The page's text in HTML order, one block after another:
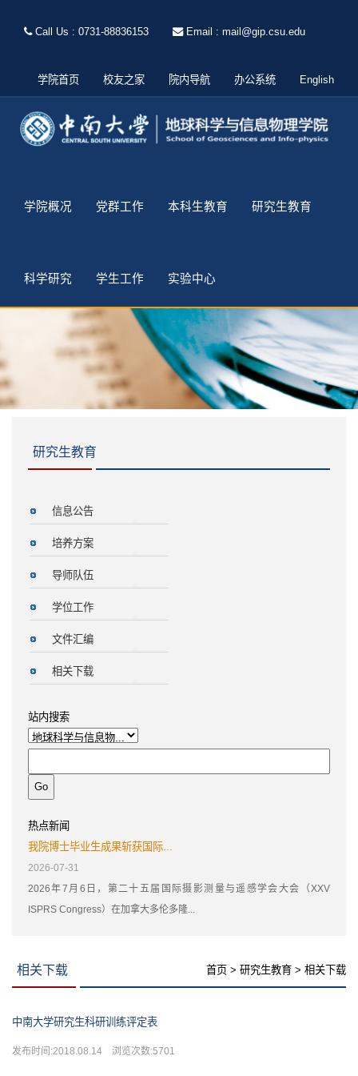
Call Us : 0731-88836153 Email : mail@gip.csu.edu
学院首页 校友之家 院内导航 办公系统 English
学院概况 党群工作 本科生教育 研究生教育
科学研究 学生工作 实验中心
研究生教育
信息公告
培养方案
导师队伍
学位工作
文件汇编
相关下载
站内搜索
热点新闻
我院博士毕业生成果斩获国际...
2026-07-31
2026年7月6日，第二十五届国际摄影测量与遥感学会大会（XXV
ISPRS Congress）在加拿大多伦多隆...
相关下载 首页 > 研究生教育 > 相关下载
中南大学研究生科研训练评定表
发布时间:2018.08.14 浏览次数:5701